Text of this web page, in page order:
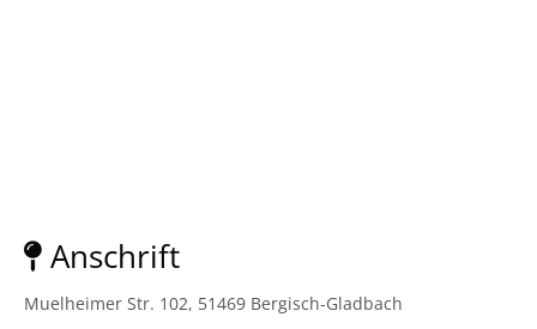
Anschrift
Muelheimer Str. 102, 51469 Bergisch-Gladbach